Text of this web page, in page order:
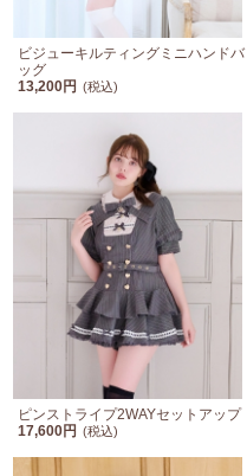
ビジューキルティングミニハンドバ
ッグ
13,200円
(税込)
ピンストライプ2WAYセットアップ
17,600円
(税込)